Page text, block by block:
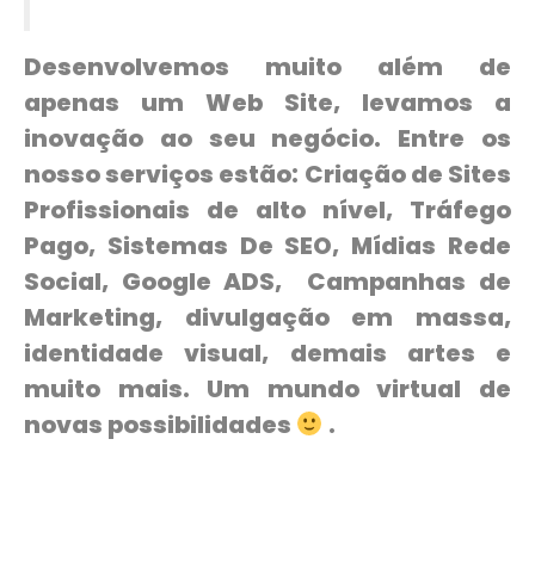
Desenvolvemos muito além de
apenas um Web Site, levamos a
inovação ao seu negócio. Entre os
nosso serviços estão: Criação de Sites
Profissionais de alto nível, Tráfego
Pago, Sistemas De SEO, Mídias Rede
Social, Google ADS, Campanhas de
Marketing, divulgação em massa,
identidade visual, demais artes e
muito mais. Um mundo virtual de
novas possibilidades
.